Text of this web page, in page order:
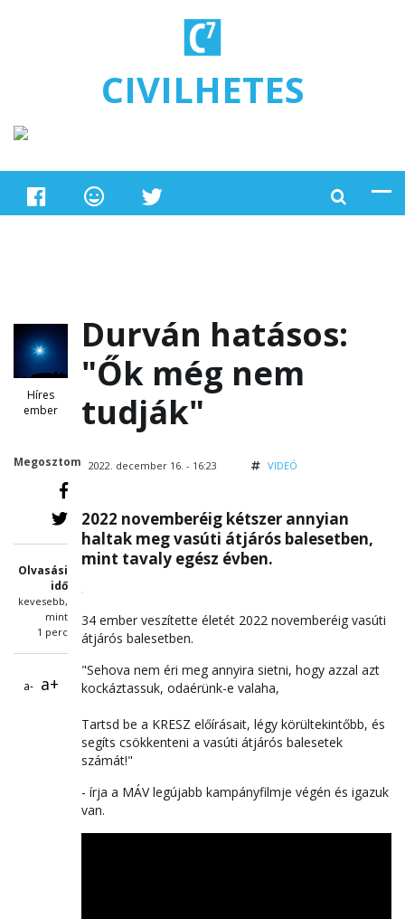
CIVILHETES
Híres
ember
Megosztom
Olvasási
idő
kevesebb,
mint
1 perc
a- a+
Durván hatásos:
"Ők még nem
tudják"
2022. december 16. - 16:23 VIDEÓ
2022 novemberéig kétszer annyian
haltak meg vasúti átjárós balesetben,
mint tavaly egész évben.
34 ember veszítette életét 2022 novemberéig vasúti
átjárós balesetben.
"Sehova nem éri meg annyira sietni, hogy azzal azt
kockáztassuk, odaérünk-e valaha,
Tartsd be a KRESZ előírásait, légy körültekintőbb, és
segíts csökkenteni a vasúti átjárós balesetek
számát!"
- írja a MÁV legújabb kampányfilmje végén és igazuk
van.